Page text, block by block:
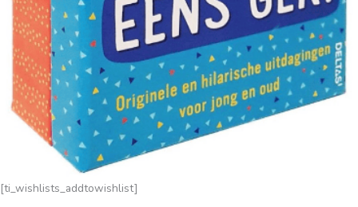
[ti_wishlists_addtowishlist]